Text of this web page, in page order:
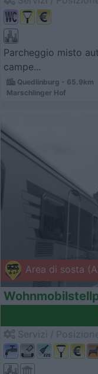
Parcheggio misto
campe...
Quedlinburg - 65.9km
Marschlinger Hof
Area di sosta